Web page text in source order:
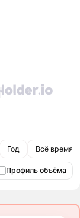
Год Всё время
Профиль объёма